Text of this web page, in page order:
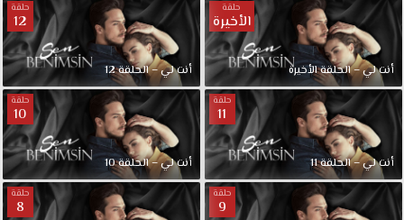
حلقة
الأخيرة
أنت لي – الحلقة الأخيرة
حلقة
12
أنت لي – الحلقة 12
حلقة
11
أنت لي – الحلقة 11
حلقة
10
أنت لي – الحلقة 10
حلقة
9
حلقة
8